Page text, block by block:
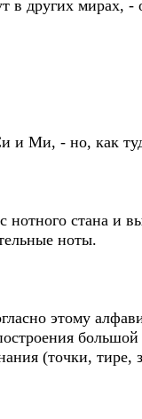
в других мирах,
и Ми, - но, как
нотного стана и
ноты.
этому
(точки, тире,